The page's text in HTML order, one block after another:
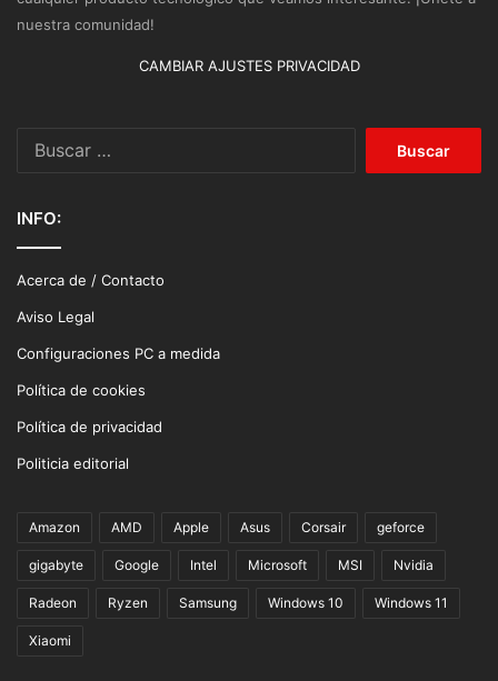
nuestra comunidad!
CAMBIAR AJUSTES PRIVACIDAD
INFO:
Acerca de / Contacto
Aviso Legal
Configuraciones PC a medida
Política de cookies
Política de privacidad
Politicia editorial
Amazon AMD Apple Asus Corsair geforce
gigabyte Google Intel Microsoft MSI Nvidia
Radeon Ryzen Samsung Windows 10 Windows 11
Xiaomi